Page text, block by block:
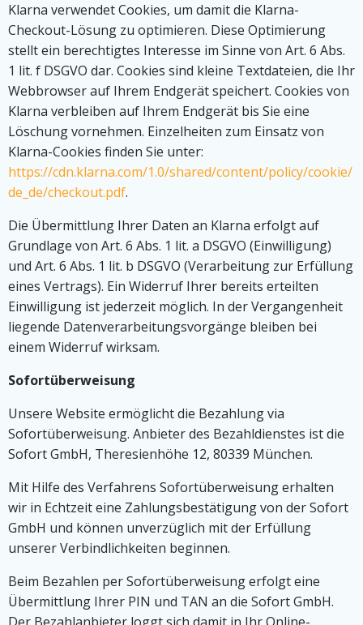
Klarna verwendet Cookies, um damit die Klarna-
Checkout-Lösung zu optimieren. Diese Optimierung
stellt ein berechtigtes Interesse im Sinne von Art. 6 Abs.
1 lit. f DSGVO dar. Cookies sind kleine Textdateien, die Ihr
Webbrowser auf Ihrem Endgerät speichert. Cookies von
Klarna verbleiben auf Ihrem Endgerät bis Sie eine
Löschung vornehmen. Einzelheiten zum Einsatz von
Klarna-Cookies finden Sie unter:
https://cdn.klarna.com/1.0/shared/content/policy/cookie/
de_de/checkout.pdf.
Die Übermittlung Ihrer Daten an Klarna erfolgt auf
Grundlage von Art. 6 Abs. 1 lit. a DSGVO (Einwilligung)
und Art. 6 Abs. 1 lit. b DSGVO (Verarbeitung zur Erfüllung
eines Vertrags). Ein Widerruf Ihrer bereits erteilten
Einwilligung ist jederzeit möglich. In der Vergangenheit
liegende Datenverarbeitungsvorgänge bleiben bei
einem Widerruf wirksam.
Sofortüberweisung
Unsere Website ermöglicht die Bezahlung via
Sofortüberweisung. Anbieter des Bezahldienstes ist die
Sofort GmbH, Theresienhöhe 12, 80339 München.
Mit Hilfe des Verfahrens Sofortüberweisung erhalten
wir in Echtzeit eine Zahlungsbestätigung von der Sofort
GmbH und können unverzüglich mit der Erfüllung
unserer Verbindlichkeiten beginnen.
Beim Bezahlen per Sofortüberweisung erfolgt eine
Übermittlung Ihrer PIN und TAN an die Sofort GmbH.